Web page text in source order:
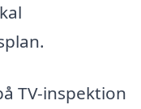
TV-inspektion